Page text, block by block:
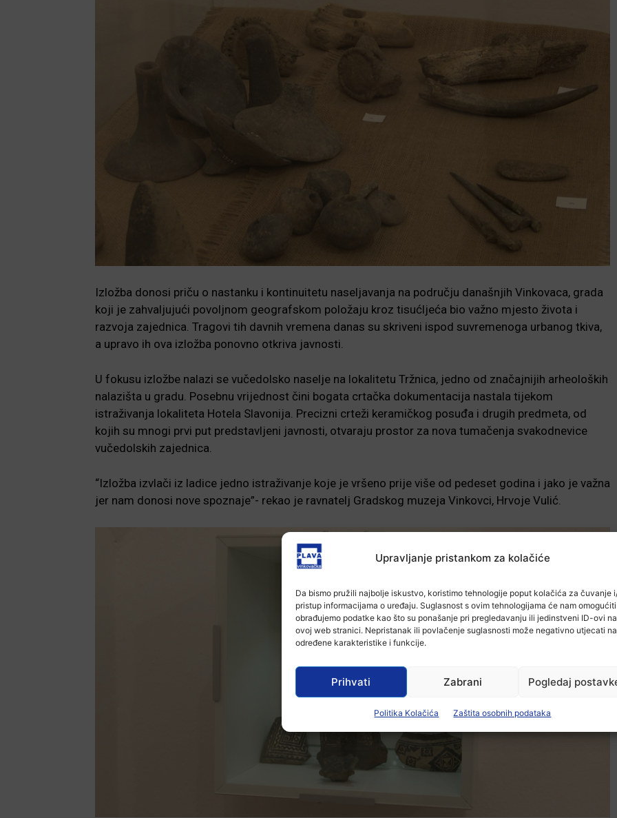
Upravljanje pristankom za kolačiće
Da bismo pružili najbolje iskustvo, koristimo tehnologije poput kolačića za čuvanje
pristup informacijama o uređaju. Suglasnost s ovim tehnologijama će nam
obrađujemo podatke kao što su ponašanje pri pregledavanju ili jedinstveni ID-ovi na
ovoj web stranici. Nepristanak ili povlačenje suglasnosti može negativno utjecati na
određene karakteristike i funkcije.
Prihvati Zabrani Pogledaj
Politika Kolačića Zaštita osobnih podataka
Izložba donosi priču o nastanku i kontinuitetu naseljavanja na području današnjih Vinkovaca, grada
koji je zahvaljujući povoljnom geografskom položaju kroz tisućljeća bio važno mjesto života i
razvoja zajednica. Tragovi tih davnih vremena danas su skriveni ispod suvremenoga urbanog tkiva,
a upravo ih ova izložba ponovno otkriva javnosti.
U fokusu izložbe nalazi se vučedolsko naselje na lokalitetu Tržnica, jedno od značajnijih arheoloških
nalazišta u gradu. Posebnu vrijednost čini bogata crtačka dokumentacija nastala tijekom
istraživanja lokaliteta Hotela Slavonija. Precizni crteži keramičkog posuđa i drugih predmeta, od
kojih su mnogi prvi put predstavljeni javnosti, otvaraju prostor za nova tumačenja svakodnevice
vučedolskih zajednica.
“Izložba izvlači iz ladice jedno istraživanje koje je vršeno prije više od pedeset godina i jako je važna
jer nam donosi nove spoznaje”- rekao je ravnatelj Gradskog muzeja Vinkovci, Hrvoje Vulić.